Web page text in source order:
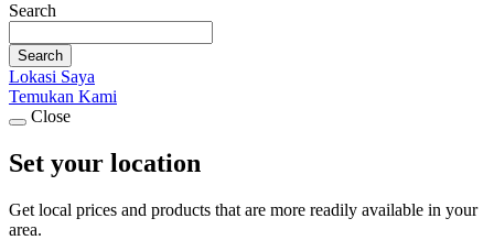
Search
Search
Lokasi Saya
Temukan Kami
Close
Set your location
Get local prices and products that are more readily available in your
area.